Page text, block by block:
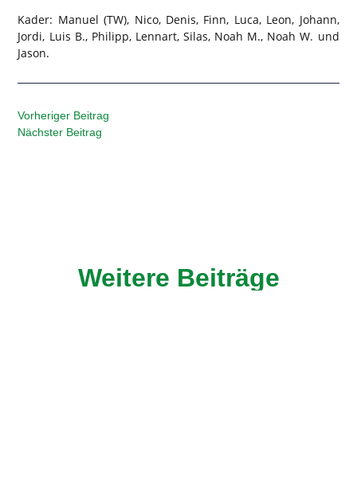
Kader: Manuel (TW), Nico, Denis, Finn, Luca, Leon, Johann,
Jordi, Luis B., Philipp, Lennart, Silas, Noah M., Noah W. und
Jason.
Vorheriger Beitrag
Nächster Beitrag
Weitere Beiträge